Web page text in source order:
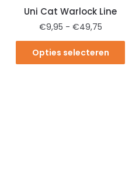
Uni Cat Warlock Line
€9,95 - €49,75
Opties selecteren